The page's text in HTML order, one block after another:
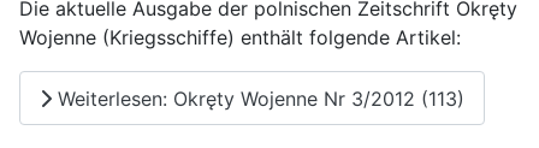
Die aktuelle Ausgabe der polnischen Zeitschrift Okręty
Wojenne (Kriegsschiffe) enthält folgende Artikel:
Weiterlesen: Okręty Wojenne Nr 3/2012 (113)